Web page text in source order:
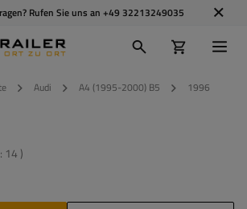
Rufen Sie uns an +49 32213249035
Audi A4 (1995-2000) B5 1996
14 )